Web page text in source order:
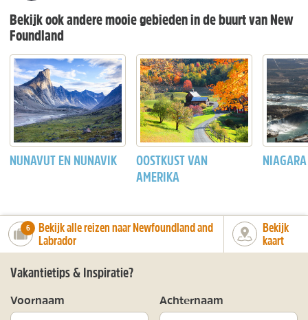
Bekijk ook andere mooie gebieden in de buurt van New
Foundland
NUNAVUT EN NUNAVIK
OOSTKUST VAN
AMERIKA
number_of_trips:
6
Bekijk alle reizen naar Newfoundland and
Labrador
Bekijk
kaart
Vakantietips & Inspiratie?
Voornaam Achternaam